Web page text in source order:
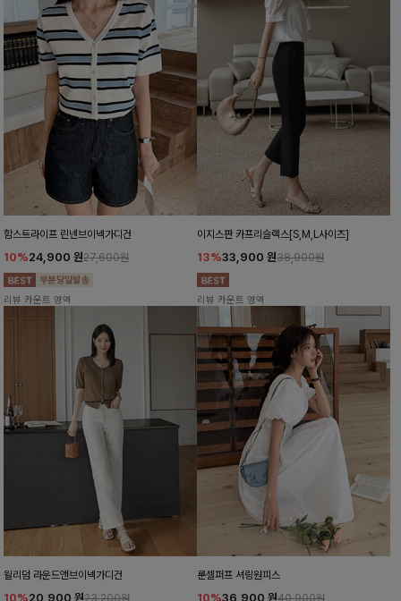
함스트라이프 린넨브이넥가디건
10%24,900 원27,600원
리뷰 카운트 영역
이지스판 카프리슬랙스[S,M,L사이즈]
13%33,900 원38,900원
리뷰 카운트 영역
윌리덤 라운드앤브이넥가디건
10%20,900 원23,200원
룬셀퍼프 셔링원피스
10%36,900 원40,900원